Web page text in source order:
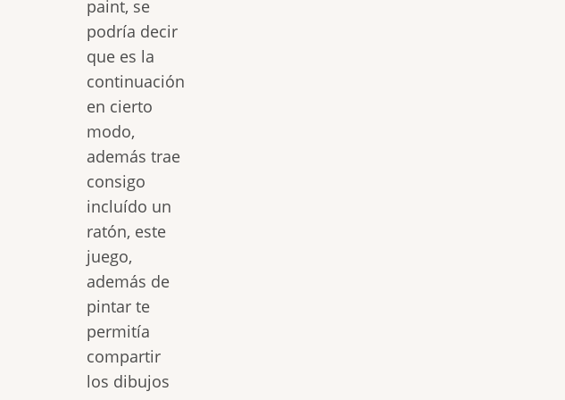
paint, se
podría decir
que es la
continuación
en cierto
modo,
además trae
consigo
incluído un
ratón, este
juego,
además de
pintar te
permitía
compartir
los dibujos